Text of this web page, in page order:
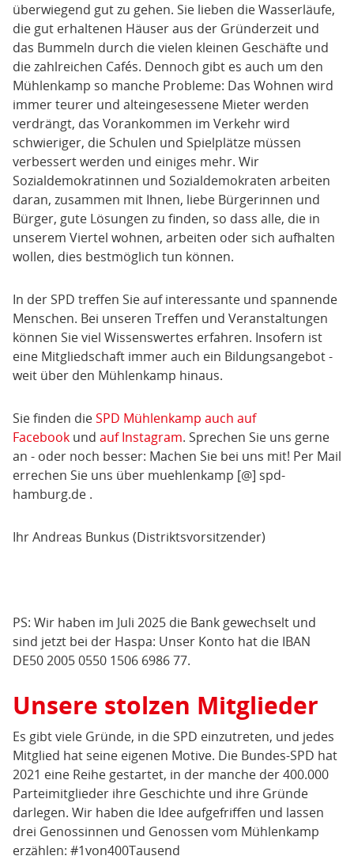
überwiegend gut zu gehen. Sie lieben die Wasserläufe,
die gut erhaltenen Häuser aus der Gründerzeit und
das Bummeln durch die vielen kleinen Geschäfte und
die zahlreichen Cafés. Dennoch gibt es auch um den
Mühlenkamp so manche Probleme: Das Wohnen wird
immer teurer und alteingesessene Mieter werden
verdrängt, das Vorankommen im Verkehr wird
schwieriger, die Schulen und Spielplätze müssen
verbessert werden und einiges mehr. Wir
Sozialdemokratinnen und Sozialdemokraten arbeiten
daran, zusammen mit Ihnen, liebe Bürgerinnen und
Bürger, gute Lösungen zu finden, so dass alle, die in
unserem Viertel wohnen, arbeiten oder sich aufhalten
wollen, dies bestmöglich tun können.
In der SPD treffen Sie auf interessante und spannende
Menschen. Bei unseren Treffen und Veranstaltungen
können Sie viel Wissenswertes erfahren. Insofern ist
eine Mitgliedschaft immer auch ein Bildungsangebot -
weit über den Mühlenkamp hinaus.
Sie finden dieSPD Mühlenkamp auch auf
Facebook und auf Instagram. Sprechen Sie uns gerne
an - oder noch besser: Machen Sie bei uns mit! Per Mail
errechen Sie uns über muehlenkamp [@] spd-
hamburg.de .
Ihr Andreas Bunkus (Distriktsvorsitzender)
PS: Wir haben im Juli 2025 die Bank gewechselt und
sind jetzt bei der Haspa: Unser Konto hat die IBAN
DE50 2005 0550 1506 6986 77.
Unsere stolzen Mitglieder
Es gibt viele Gründe, in die SPD einzutreten, und jedes
Mitglied hat seine eigenen Motive. Die Bundes-SPD hat
2021 eine Reihe gestartet, in der manche der 400.000
Parteimitglieder ihre Geschichte und ihre Gründe
darlegen. Wir haben die Idee aufgefriffen und lassen
drei Genossinnen und Genossen vom Mühlenkamp
erzählen: #1von400Tausend